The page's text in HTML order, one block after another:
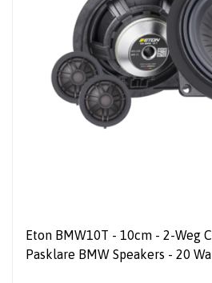
Eton BMW10T - 10cm - 2-Weg
Pasklare BMW Speakers - 20